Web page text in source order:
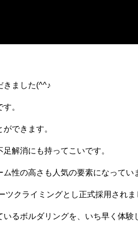
きました(^^♪
。
できます。
解消にも持ってこいです。
性の高さも人気の要素になってい
クライミングとし正式採用されま
るボルダリングを、いち早く体験